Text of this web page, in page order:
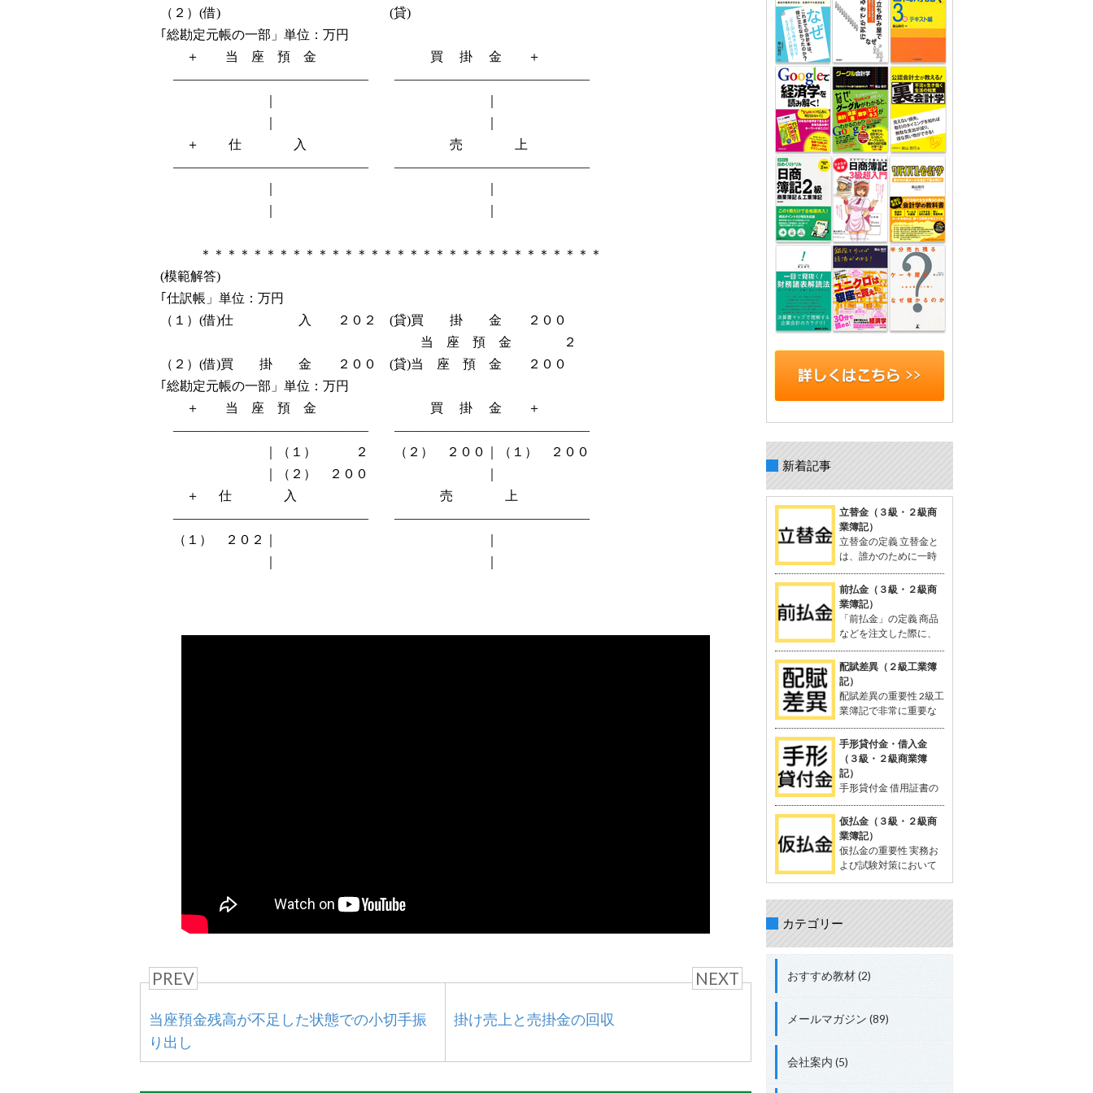
（２）(借) (貸)
｢総勘定元帳の一部」単位：万円
＋ 当 座 預 金 買 掛 金 ＋
――――――――――――――― ―――――――――――――――
＋ 仕 入 売 上
――――――――――――――― ―――――――――――――――
＊＊＊＊＊＊＊＊＊＊＊＊＊＊＊＊＊＊＊＊＊＊＊＊＊＊＊＊＊＊＊
(模範解答)
｢仕訳帳」単位：万円
（１）(借)仕 入 ２０２ (貸)買 掛 金 ２００
当 座 預 金 ２
（２）(借)買 掛 金 ２００ (貸)当 座 預 金 ２００
｢総勘定元帳の一部」単位：万円
＋ 当 座 預 金 買 掛 金 ＋
――――――――――――――― ―――――――――――――――
｜（１） ２ （２） ２００｜（１） ２００
｜（２） ２００ ｜
＋ 仕 入 売 上
――――――――――――――― ―――――――――――――――
（１） ２０２｜ ｜
PREV
当座預金残高が不足した状態での小切手振
り出し
NEXT
掛け売上と売掛金の回収
新着記事
立替金（３級・２級商
業簿記）
立替金の定義 立替金と
は、誰かのために一時
的に支払った代金で、
後日精算されるもの。 よく関連語句と
して「給料」がセットで出てくる。 立
替金の概念 例：従業員の個人的な支出
や取引先の負担すべき広告費などを、
一時的に立て替えて支払う。 支払った
金額は「将来返してもらう予定のお
金」として資産に計上される。 立替金
は「立替金の請求権」として扱われ、
資産勘定に計上。 簿記の問題での立替
金 給与支給時に従業員に対する立替金
を相殺する処理が出題されることがあ
る。 立替金の処理について理解してお
くことが重要。 具体的な取引例 例：従
業員の頼みで、個人的な支出65,000円
を立て替え、現金で支払う。 仕訳： 借
方：立替金 65,000円 貸方：現金
前払金（３級・２級商
業簿記）
「前払金」の定義 商品
などを注文した際に、
品物を受け取る前に支
払った手付金や内金のこと。 支払いに
関連する勘定科目として「前払金」が
使用される。 関連する用語：商品の仕
入れなど。 「前払金」の概念 契約や注
文が成立した際、手付金を支払うこと
が一般的。 支払った時点では品物の受
け取りが確定していないため、「一時
的に相手に預けているお金」として扱
う。 支払った金額は資産勘定に計上さ
れ、将来的に商品を受け取る権利を持
つと考えられる。 「前払金」の特性 仕
入れや費用として確定しているわけで
はない。 目的の品物が手に入らなけれ
ば、支払った金額を返金してもらうこ
ともある。 「前渡金」という用語も同
義で使用されることがある。 取引例
配賦差異（２級工業簿
記）
配賦差異の重要性 2級工
業簿記で非常に重要な
概念。 製造間接費を予
定配賦や標準原価計算で計算する際に
生じる差異。 試験対策として配賦差異
の理解は必須。 配賦差異の定義 配賦差
異は、製造間接費の予定配賦額（正常
配賦額）と実際発生額との差額。 この
差異の把握は、原価管理やコスト管理
において重要。 関連用語 「実際配
賦」、「予定配賦率」、「製造間接
費」、「部門費」など。 配賦差異には
「予算差異」と「操業度差異」の2種
類がある。 配賦差異の計算方法 予定
（正常）配賦額 = 予定（正常）配賦率
× 実際操業度。 実際発生額との差額が
配賦差異。 差異の処理方法 実際発生額
が予定額を上回る場合、追加コストと
して借方差異（不利差異）。 実際発生
額が予定額を下回る場合、コスト節約
手形貸付金・借入金
（３級・２級商業簿
記）
手形貸付金 借用証書の
代わりに約束手形を使
って行われる貸付債権。 資産に分類さ
れる。 手形を使わない場合は、「貸付
金」 手形借入金 借用証書の代わりに約
束手形を使って行われる借入債務。 負
債に分類される。 手形を使わない場合
れる場合：「手形借入金」 具体例 200
座預金に入金された場合： 借方：当座
+ 2,000,000円 総勘定元帳への転記 資
産：「当座預金 + 2,000,000円」 負
仮払金（３級・２級商
業簿記）
仮払金の重要性 実務お
よび試験対策において
重要な科目。 簿記3級以
類 資産勘定に分類される。 実際の支出
る。 仮払金の定義 支出金額や内容が確
定していない場合に一時的に支払う際
に使用する勘定科目。 支出内容が確定
した時点で精算処理を行い、仮払金は
解消される。 短期間で精算されること
が前提。 関連する勘定科目 現金や仮受
使用例 例: 出張費が確定しない場合、
社員に2,000円を仮払金として渡し、
カテゴリー
おすすめ教材 (2)
メールマガジン (89)
会社案内 (5)